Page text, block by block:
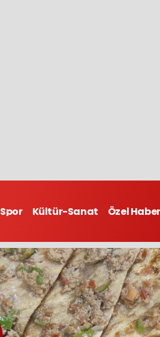
Spor Kültür-Sanat Özel Haber